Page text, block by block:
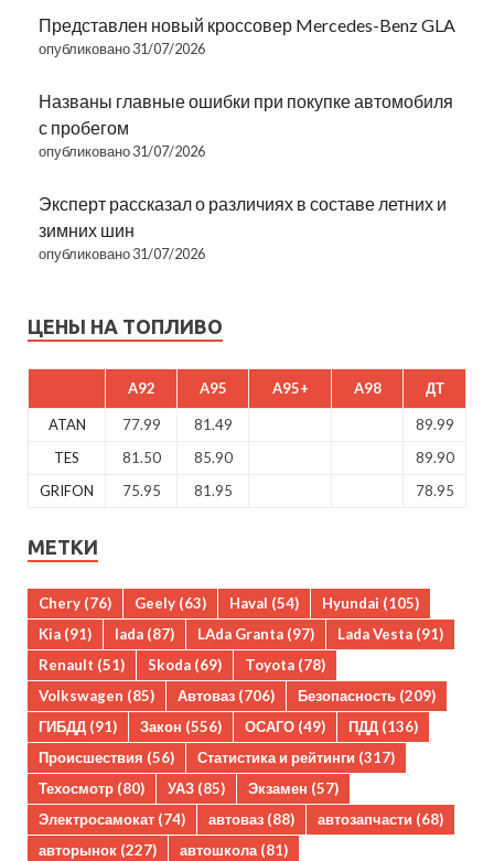
Представлен новый кроссовер Mercedes-Benz GLA
опубликовано 31/07/2026
Названы главные ошибки при покупке автомобиля
с пробегом
опубликовано 31/07/2026
Эксперт рассказал о различиях в составе летних и
зимних шин
опубликовано 31/07/2026
ЦЕНЫ НА ТОПЛИВО
A92 A95 A95+ A98 ДТ
ATAN 77.99 81.49
89.99
TES
81.50 85.90
89.90
GRIFON
75.95 81.95 78.95
МЕТКИ
Chery (76) Geely (63) Haval (54) Hyundai (105)
Kia (91) lada (87) LAda Granta (97) Lada Vesta (91)
Renault (51) Skoda (69) Toyota (78)
Volkswagen (85) Автоваз (706) Безопасность (209)
ГИБДД (91) Закон (556) ОСАГО (49) ПДД (136)
Происшествия (56) Статистика и рейтинги (317)
Техосмотр (80) УАЗ (85) Экзамен (57)
Электросамокат (74) автоваз (88) автозапчасти (68)
авторынок (227) автошкола(81)